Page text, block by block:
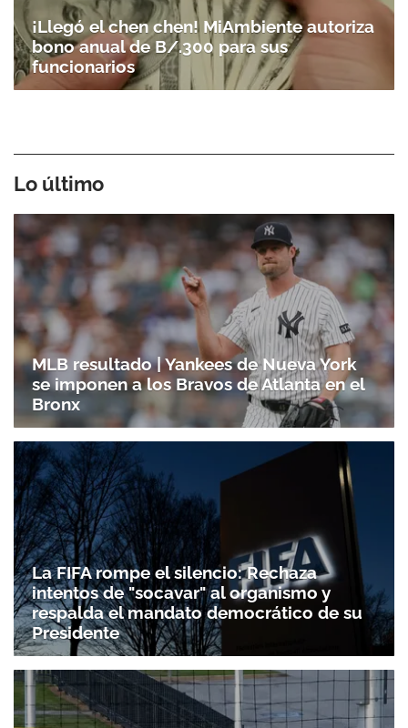
¡Llegó el chen chen! MiAmbiente autoriza
bono anual de B/.300 para sus
funcionarios
Lo último
MLB resultado | Yankees de Nueva York
se imponen a los Bravos de Atlanta en el
Bronx
La FIFA rompe el silencio: Rechaza
intentos de "socavar" al organismo y
respalda el mandato democrático de su
Presidente